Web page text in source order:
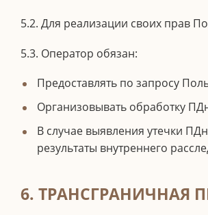
5.2. Для реализации своих прав
5.3. Оператор обязан:
Предоставлять по запросу
Организовывать обработку
В случае выявления утечки
результаты внутреннего
6. ТРАНСГРАНИЧНАЯ